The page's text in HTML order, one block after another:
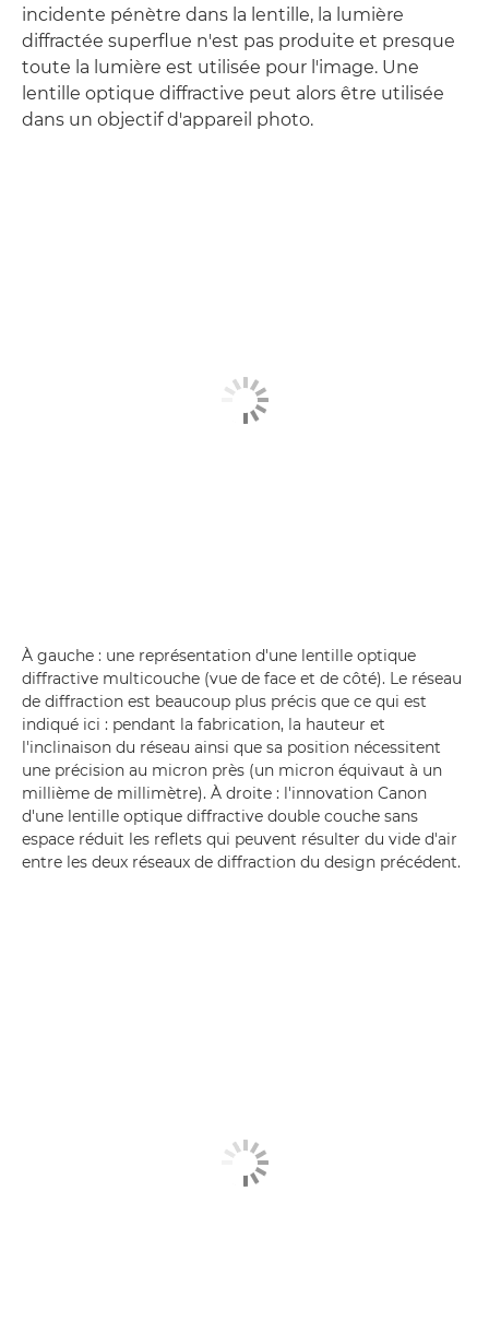
incidente pénètre dans la lentille, la lumière
diffractée superflue n'est pas produite et presque
toute la lumière est utilisée pour l'image. Une
lentille optique diffractive peut alors être utilisée
dans un objectif d'appareil photo.
À gauche : une représentation d'une lentille optique
diffractive multicouche (vue de face et de côté). Le réseau
de diffraction est beaucoup plus précis que ce qui est
indiqué ici : pendant la fabrication, la hauteur et
l'inclinaison du réseau ainsi que sa position nécessitent
une précision au micron près (un micron équivaut à un
millième de millimètre). À droite : l'innovation Canon
d'une lentille optique diffractive double couche sans
espace réduit les reflets qui peuvent résulter du vide d'air
entre les deux réseaux de diffraction du design précédent.